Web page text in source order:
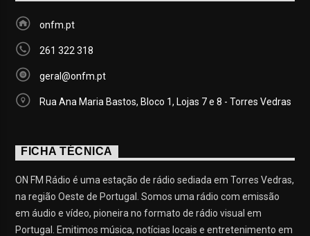
onfm.pt
261 322 318
geral@onfm.pt
Rua Ana Maria Bastos, Bloco 1, Lojas 7 e 8 - Torres Vedras
FICHA TÉCNICA
ON FM Rádio é uma estação de rádio sediada em Torres Vedras,
na região Oeste de Portugal. Somos uma rádio com emissão
em áudio e vídeo, pioneira no formato de rádio visual em
Portugal. Emitimos música, notícias locais e entretenimento em